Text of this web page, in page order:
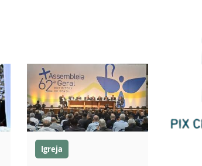
Igreja